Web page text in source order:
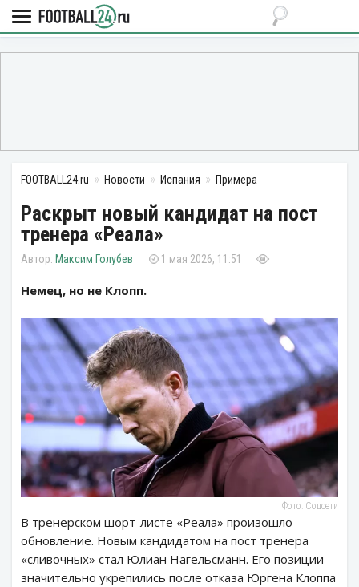
FOOTBALL24.ru Новости Испания Примера
Раскрыт новый кандидат на пост
тренера «Реала»
Максим Голубев 1 мая 2026, 11:51
Немец, но не Клопп.
Фото: Соцсети
В тренерском шорт-листе «Реала» произошло
обновление. Новым кандидатом на пост тренера
«сливочных» стал Юлиан Нагельсманн. Его позиции
значительно укрепились после отказа Юргена Клоппа